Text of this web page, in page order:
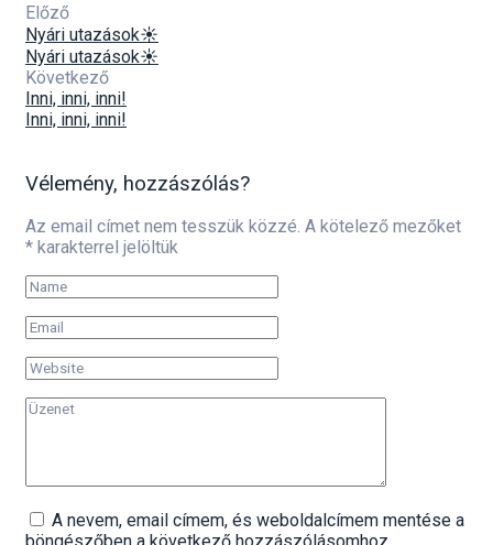
Előző
Nyári utazások☀️
Nyári utazások☀️
Következő
Inni, inni, inni!
Inni, inni, inni!
Vélemény, hozzászólás?
Az email címet nem tesszük közzé. A kötelező mezőket
* karakterrel jelöltük
A nevem, email címem, és weboldalcímem mentése a